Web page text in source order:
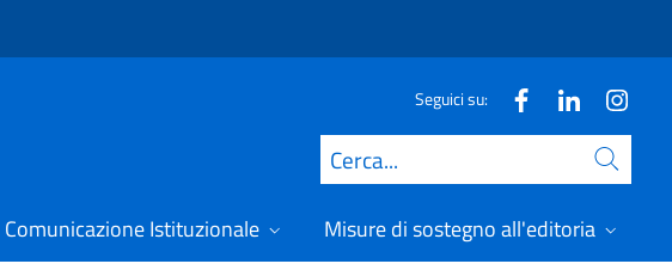
Seguici su:
Cerca
Comunicazione Istituzionale Misure di sostegno all'editoria